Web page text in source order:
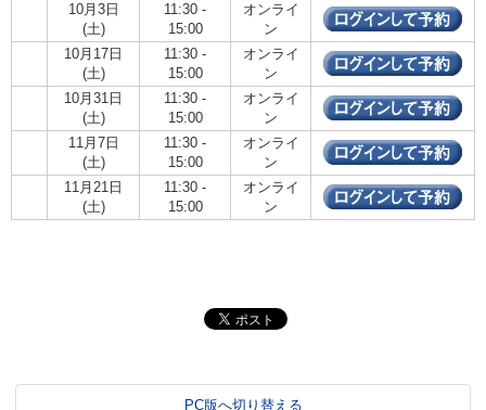
10月3日
(土)
11:30 -
15:00
オンライ
ン
10月17日
(土)
11:30 -
15:00
オンライ
ン
10月31日
(土)
11:30 -
15:00
オンライ
ン
11月7日
(土)
11:30 -
15:00
オンライ
ン
11月21日
(土)
11:30 -
15:00
オンライ
ン
PC版へ切り替える